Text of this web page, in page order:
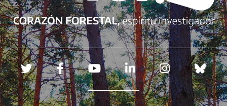
Redes sociales